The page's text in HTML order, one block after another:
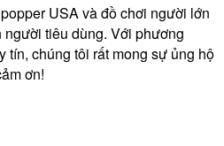
USA và đồ chơi người lớn
tiêu dùng. Với phương
tín, chúng tôi rất mong sự ủng hộ
ơn!